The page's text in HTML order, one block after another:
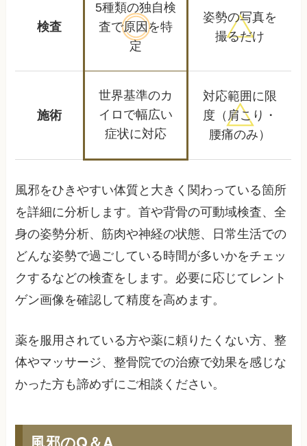
検査
5種類の独自検
査で原因を特
定
姿勢の写真を
撮るだけ
施術
世界基準のカ
イロで幅広い
症状に対応
対応範囲に限
度 （肩こり・
腰痛のみ）
風邪をひきやすい体質と大きく関わっている箇所
を詳細に分析します。首や背骨の可動域検査、全
身の姿勢分析、筋肉や神経の状態、日常生活での
どんな姿勢で過ごしている時間が多いかをチェッ
クするなどの検査をします。必要に応じてレント
ゲン画像を確認して精度を高めます。
薬を服用されている方や薬に頼りたくない方、整
体やマッサージ、整骨院での治療で効果を感じな
かった方も諦めずにご相談ください。